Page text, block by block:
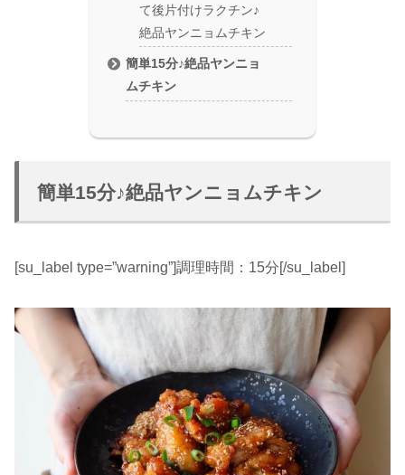
て後片付けラクチン♪
絶品ヤンニョムチキン
簡単15分♪絶品ヤンニョ
ムチキン
簡単15分♪絶品ヤンニョムチキン
[su_label type=”warning”]調理時間：15分[/su_label]